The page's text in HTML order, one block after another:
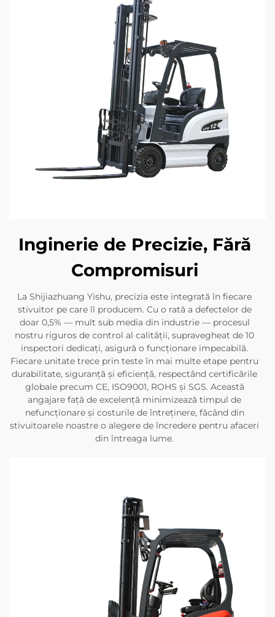
Inginerie de Precizie, Fără
Compromisuri
La Shijiazhuang Yishu, precizia este integrată în fiecare
stivuitor pe care îl producem. Cu o rată a defectelor de
doar 0,5% — mult sub media din industrie — procesul
nostru riguros de control al calității, supravegheat de 10
inspectori dedicați, asigură o funcționare impecabilă.
Fiecare unitate trece prin teste în mai multe etape pentru
durabilitate, siguranță și eficiență, respectând certificările
globale precum CE, ISO9001, ROHS și SGS. Această
angajare față de excelență minimizează timpul de
nefuncționare și costurile de întreținere, făcând din
stivuitoarele noastre o alegere de încredere pentru afaceri
din întreaga lume.